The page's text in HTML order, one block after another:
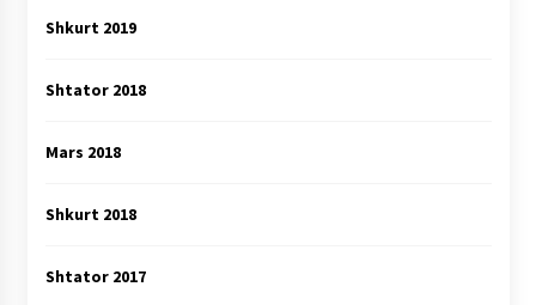
Shkurt 2019
Shtator 2018
Mars 2018
Shkurt 2018
Shtator 2017